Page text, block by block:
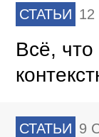
СТАТЬИ 12
Всё, что
СТАТЬИ 9